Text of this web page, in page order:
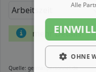
Arbeitszeit
mehr Details
Quelle: germanpersonnel.de
Alle
OHNE